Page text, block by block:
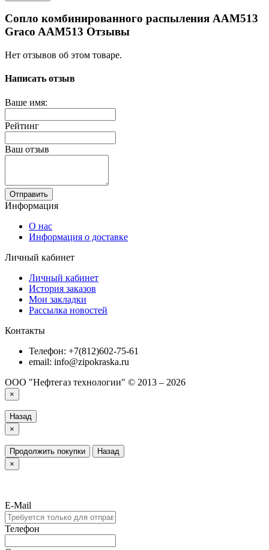
Сопло комбинированного распыления AAM513
Graco AAM513 Отзывы
Нет отзывов об этом товаре.
Написать отзыв
Ваше имя:
Рейтинг
Ваш отзыв
Отправить
Информация
О нас
Информация о доставке
Личный кабинет
Личный кабинет
История заказов
Мои закладки
Рассылка новостей
Контакты
Телефон: +7(812)602-75-61
email: info@zipokraska.ru
ООО "Нефтегаз технологии" © 2013 – 2026
×
Назад
×
Продолжить покупки
Назад
×
E-Mail
Телефон